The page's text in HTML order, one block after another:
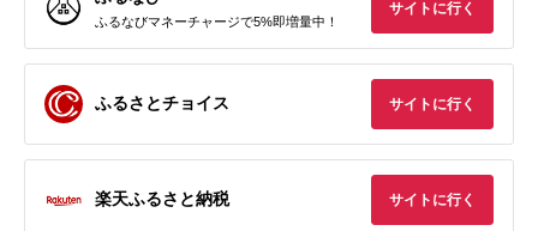
ふるなびマネーチャージで5%即増量中！
サイトに行く
ふるさとチョイス サイトに行く
楽天ふるさと納税 サイトに行く